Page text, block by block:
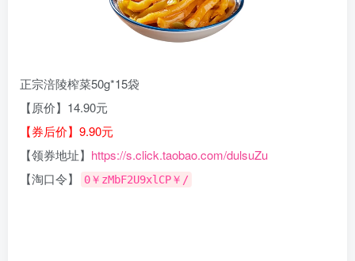
正宗涪陵榨菜50g*15袋
【原价】14.90元
【券后价】9.90元
【领券地址】 https://s.click.taobao.com/dulsuZu
【淘口令】
0￥zMbF2U9xlCP￥/